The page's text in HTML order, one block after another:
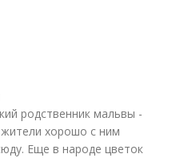
родственник мальвы -
хорошо с ним
Еще в народе цветок